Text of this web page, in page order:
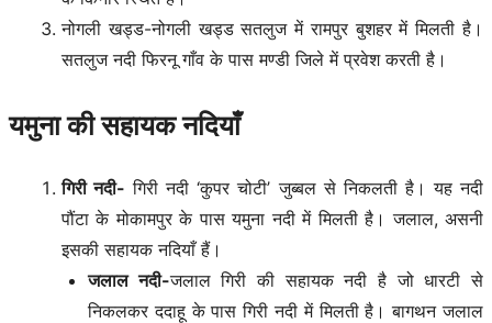
नोगली खड्ड-नोगली खड्ड सतलुज में रामपुर बुशहर में मिलती है।
सतलुज नदी फिरनू गाँव के पास मण्डी जिले में प्रवेश करती है।
यमुना की सहायक नदियाँ
गिरी नदी- गिरी नदी ‘कुपर चोटी’ जुब्बल से निकलती है। यह नदी
पौंटा के मोकामपुर के पास यमुना नदी में मिलती है। जलाल, असनी
इसकी सहायक नदियाँ हैं।
जलाल नदी-जलाल गिरी की सहायक नदी है जो धारटी से
निकलकर ददाहू के पास गिरी नदी में मिलती है। बागथन जलाल